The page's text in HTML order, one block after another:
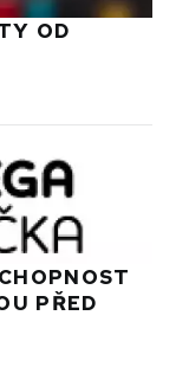
OD
PŘED